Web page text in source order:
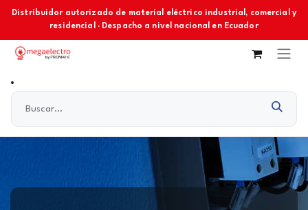
Ir al contenido
Distribuidor autorizado de material eléctrico industrial, comercial y
residencial · Despacho a nivel nacional en Ecuador